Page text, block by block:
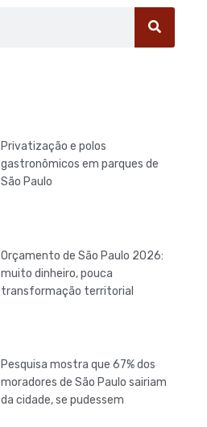
Privatização e polos
gastronômicos em parques de
São Paulo
Orçamento de São Paulo 2026:
muito dinheiro, pouca
transformação territorial
Pesquisa mostra que 67% dos
moradores de São Paulo sairiam
da cidade, se pudessem